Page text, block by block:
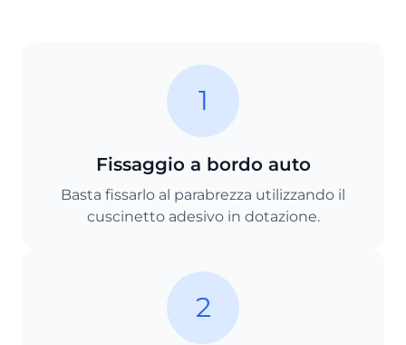
1
Fissaggio a bordo auto
Basta fissarlo al parabrezza utilizzando il
cuscinetto adesivo in dotazione.
2